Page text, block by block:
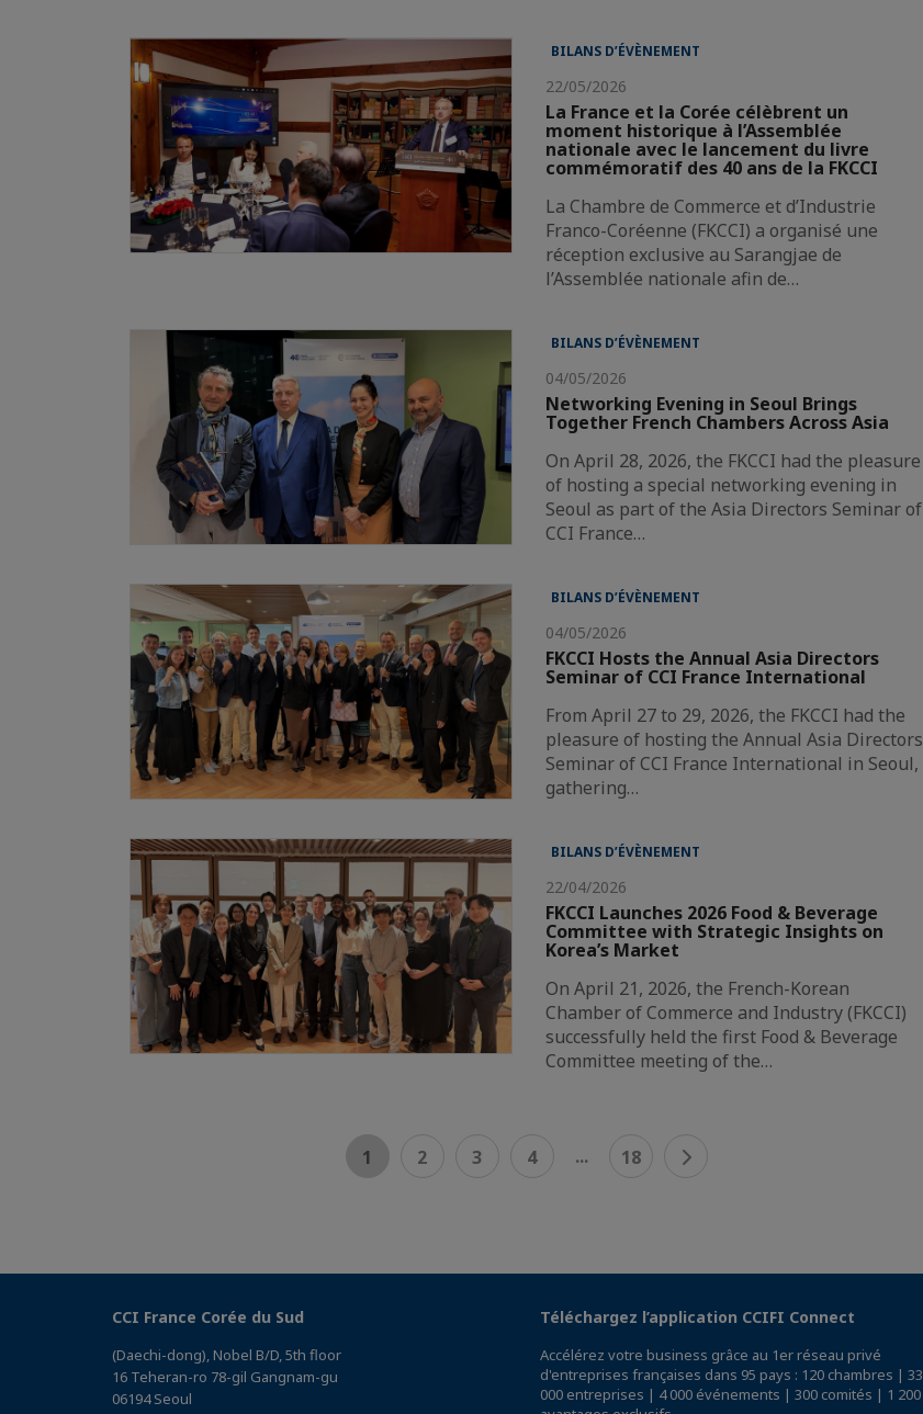
BILANS D’ÉVÈNEMENT
22/05/2026
La France et la Corée célèbrent un
moment historique à l’Assemblée
nationale avec le lancement du livre
commémoratif des 40 ans de la FKCCI
La Chambre de Commerce et d’Industrie
Franco-Coréenne (FKCCI) a organisé une
réception exclusive au Sarangjae de
l’Assemblée nationale afin de…
BILANS D’ÉVÈNEMENT
04/05/2026
Networking Evening in Seoul Brings
Together French Chambers Across Asia
On April 28, 2026, the FKCCI had the pleasure
of hosting a special networking evening in
Seoul as part of the Asia Directors Seminar of
CCI France…
BILANS D’ÉVÈNEMENT
04/05/2026
FKCCI Hosts the Annual Asia Directors
Seminar of CCI France International
From April 27 to 29, 2026, the FKCCI had the
pleasure of hosting the Annual Asia Directors
Seminar of CCI France International in Seoul,
gathering…
BILANS D’ÉVÈNEMENT
22/04/2026
FKCCI Launches 2026 Food & Beverage
Committee with Strategic Insights on
Korea’s Market
On April 21, 2026, the French-Korean
Chamber of Commerce and Industry (FKCCI)
successfully held the first Food & Beverage
Committee meeting of the…
1 2 3 4 ... 18
CCI France Corée du Sud
(Daechi-dong), Nobel B/D, 5th floor
16 Teheran-ro 78-gil Gangnam-gu
06194 Seoul
Téléchargez l’application CCIFI Connect
Accélérez votre business grâce au 1er réseau privé
d'entreprises françaises dans 95 pays : 120 chambres | 33
000 entreprises | 4 000 événements | 300 comités | 1 200